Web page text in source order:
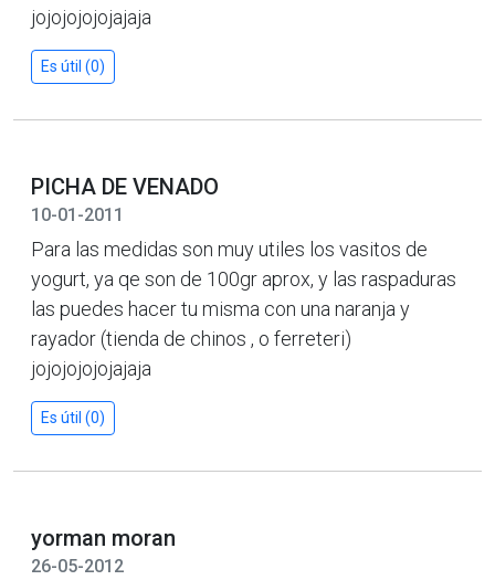
jojojojojojajaja
Es útil (0)
PICHA DE VENADO
10-01-2011
Para las medidas son muy utiles los vasitos de
yogurt, ya qe son de 100gr aprox, y las raspaduras
las puedes hacer tu misma con una naranja y
rayador (tienda de chinos , o ferreteri)
jojojojojojajaja
Es útil (0)
yorman moran
26-05-2012